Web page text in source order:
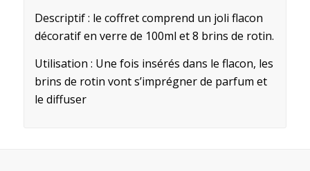
Descriptif : le coffret comprend un joli flacon
décoratif en verre de 100ml et 8 brins de rotin.
Utilisation : Une fois insérés dans le flacon, les
brins de rotin vont s’imprégner de parfum et
le diffuser